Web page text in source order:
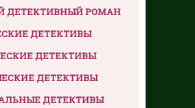
ДЕТЕКТИВНЫЙ РОМАН
ДЕТЕКТИВЫ
ДЕТЕКТИВЫ
ДЕТЕКТИВЫ
ДЕТЕКТИВЫ